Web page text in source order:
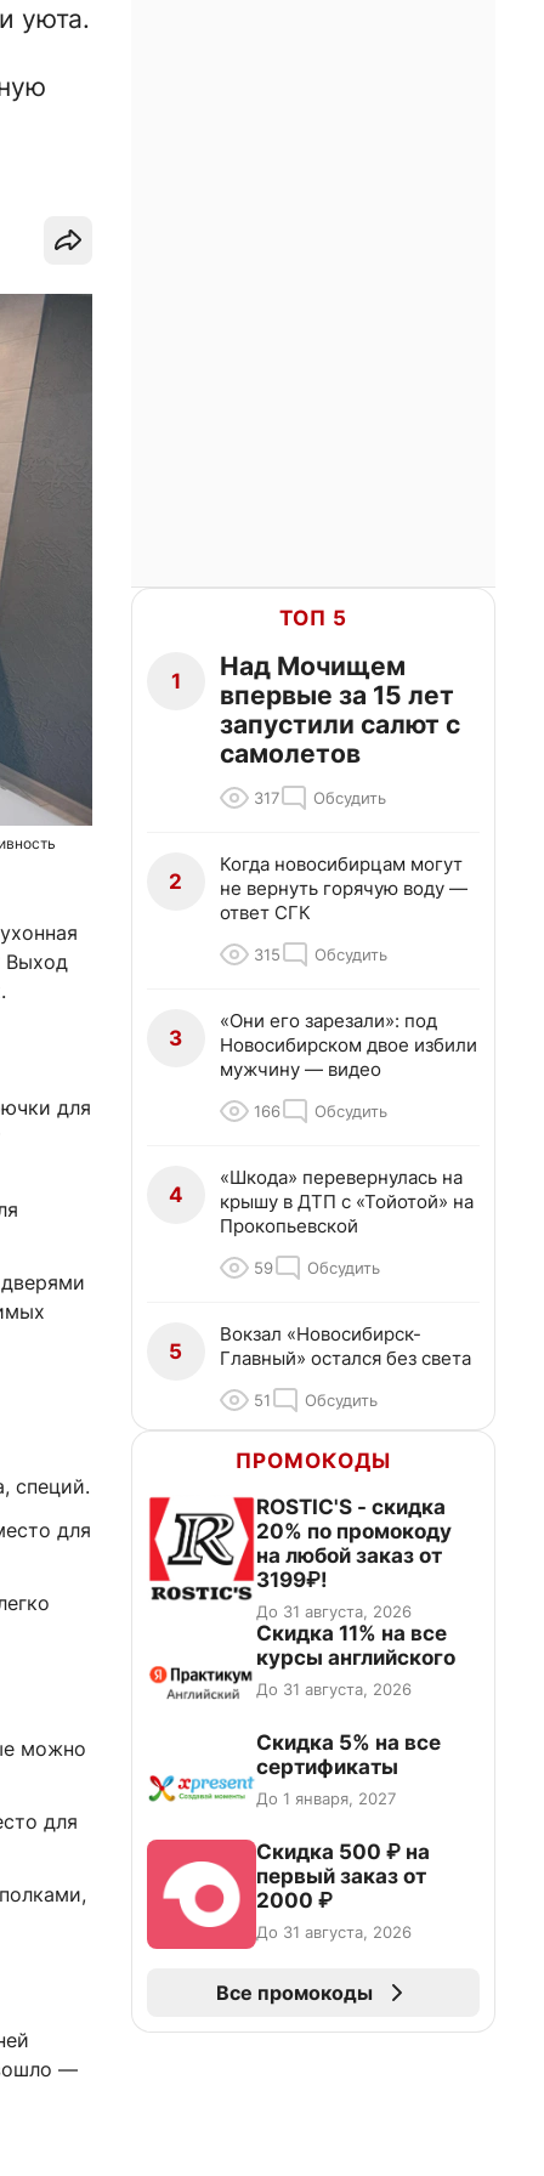
уюта.
Выход
для
специй.
для
можно
для
—
ТОП 5
1
Над Мочищем
впервые за 15 лет
запустили салют с
самолетов
317 Обсудить
2
Когда новосибирцам могут
не вернуть горячую воду —
ответ СГК
315 Обсудить
3
«Они его зарезали»: под
Новосибирском двое избили
мужчину — видео
166 Обсудить
4
«Шкода» перевернулась на
крышу в ДТП с «Тойотой» на
Прокопьевской
59 Обсудить
5
Вокзал «Новосибирск-
Главный» остался без света
51 Обсудить
ПРОМОКОДЫ
ROSTIC'S - скидка
20% по промокоду
на любой заказ от
3199₽!
До 31 августа, 2026
Скидка 11% на все
курсы английского
До 31 августа, 2026
Скидка 5% на все
сертификаты
До 1 января, 2027
Скидка 500 ₽ на
первый заказ от
2000 ₽
До 31 августа, 2026
Все промокоды